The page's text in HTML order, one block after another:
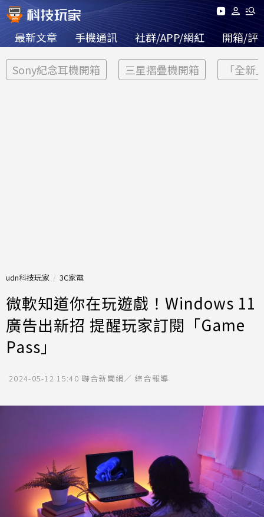
最新文章 手機通訊 社群/APP/網紅 開箱/評
Sony紀念耳機開箱 三星摺疊機開箱 「全新
udn科技玩家 3C家電
微軟知道你在玩遊戲！Windows 11
廣告出新招 提醒玩家訂閱「Game
Pass」
2024-05-12 15:40 聯合新聞網／ 綜合報導